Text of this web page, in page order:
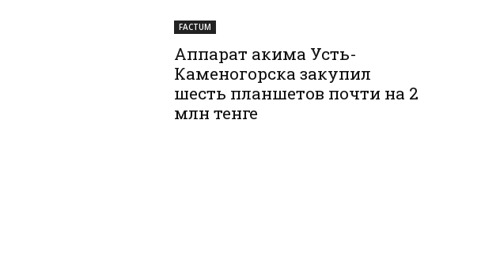
FACTUM
Аппарат акима Усть-
Каменогорска закупил
шесть планшетов почти на 2
млн тенге